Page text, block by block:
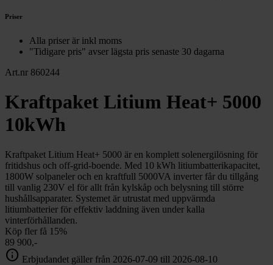
Priser
Alla priser är inkl moms
"Tidigare pris" avser lägsta pris senaste 30 dagarna
Art.nr 860244
Kraftpaket Litium Heat+ 5000
10kWh
Kraftpaket Litium Heat+ 5000 är en komplett solenergilösning för
fritidshus och off-grid-boende. Med 10 kWh litiumbatterikapacitet,
1800W solpaneler och en kraftfull 5000VA inverter får du tillgång
till vanlig 230V el för allt från kylskåp och belysning till större
hushållsapparater. Systemet är utrustat med uppvärmda
litiumbatterier för effektiv laddning även under kalla
vinterförhållanden.
Köp fler få 15%
89 900,-
info Erbjudandet gäller från 2026-07-09 till 2026-08-10